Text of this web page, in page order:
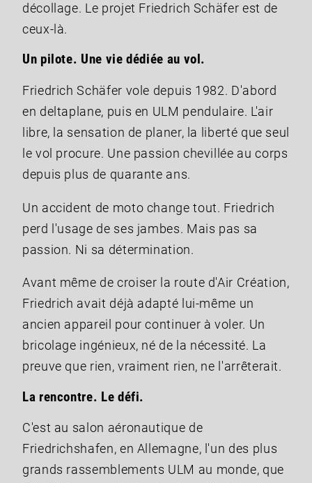
décollage. Le projet Friedrich Schäfer est de
ceux-là.
Un pilote. Une vie dédiée au vol.
Friedrich Schäfer vole depuis 1982. D'abord
en deltaplane, puis en ULM pendulaire. L'air
libre, la sensation de planer, la liberté que seul
le vol procure. Une passion chevillée au corps
depuis plus de quarante ans.
Un accident de moto change tout. Friedrich
perd l'usage de ses jambes. Mais pas sa
passion. Ni sa détermination.
Avant même de croiser la route d'Air Création,
Friedrich avait déjà adapté lui-même un
ancien appareil pour continuer à voler. Un
bricolage ingénieux, né de la nécessité. La
preuve que rien, vraiment rien, ne l'arrêterait.
La rencontre. Le défi.
C'est au salon aéronautique de
Friedrichshafen, en Allemagne, l'un des plus
grands rassemblements ULM au monde, que